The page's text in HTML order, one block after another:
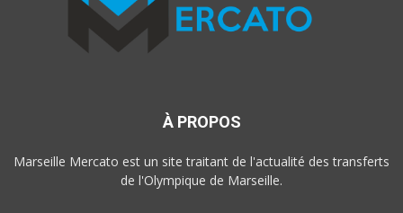
À PROPOS
Marseille Mercato est un site traitant de l'actualité des transferts
de l'Olympique de Marseille.